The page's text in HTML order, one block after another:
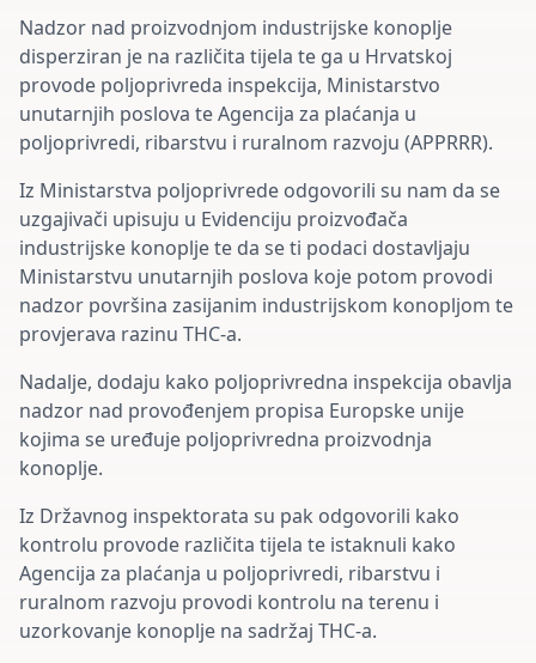
Nadzor nad proizvodnjom industrijske konoplje
disperziran je na različita tijela te ga u Hrvatskoj
provode poljoprivreda inspekcija, Ministarstvo
unutarnjih poslova te Agencija za plaćanja u
poljoprivredi, ribarstvu i ruralnom razvoju (APPRRR).
Iz Ministarstva poljoprivrede odgovorili su nam da se
uzgajivači upisuju u Evidenciju proizvođača
industrijske konoplje te da se ti podaci dostavljaju
Ministarstvu unutarnjih poslova koje potom provodi
nadzor površina zasijanim industrijskom konopljom te
provjerava razinu THC-a.
Nadalje, dodaju kako poljoprivredna inspekcija obavlja
nadzor nad provođenjem propisa Europske unije
kojima se uređuje poljoprivredna proizvodnja
konoplje.
Iz Državnog inspektorata su pak odgovorili kako
kontrolu provode različita tijela te istaknuli kako
Agencija za plaćanja u poljoprivredi, ribarstvu i
ruralnom razvoju provodi kontrolu na terenu i
uzorkovanje konoplje na sadržaj THC-a.